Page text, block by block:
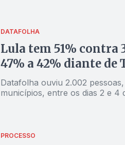
DATAFOLHA
Lula tem 51% contra
47% a 42% diante de
Datafolha ouviu 2.002
PROCESSO